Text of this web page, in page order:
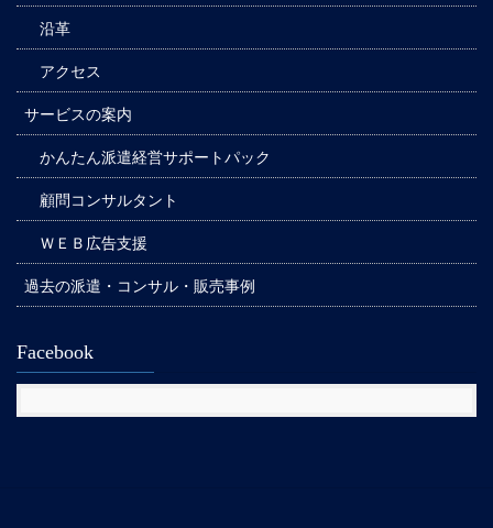
沿革
アクセス
サービスの案内
かんたん派遣経営サポートパック
顧問コンサルタント
ＷＥＢ広告支援
過去の派遣・コンサル・販売事例
Facebook